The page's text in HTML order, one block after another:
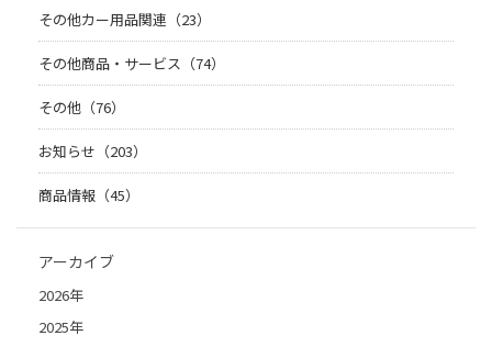
その他カー用品関連（23）
その他商品・サービス（74）
その他（76）
お知らせ（203）
商品情報（45）
アーカイブ
2026年
2025年